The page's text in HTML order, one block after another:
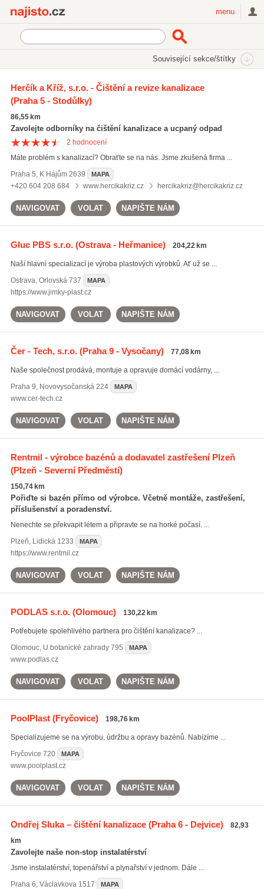
menu
Související sekce/štítky
jímky(106)
žumpy(59)
plastové septiky
Herčík a Kříž, s.r.o. - Čištění a revize kanalizace
(Praha 5 - Stodůlky)
86,55 km
Zavolejte odborníky na čištění kanalizace a ucpaný odpad
2 hodnocení
Máte problém s kanalizací? Obraťte se na nás. Jsme zkušená firma ...
Praha 5, K Hájům 2639 MAPA
+420 604 208 684 www.hercikakriz.cz hercikakriz@hercikakriz.cz
NAVIGOVAT VOLAT NAPIŠTE NÁM
Gluc PBS s.r.o.(Ostrava - Heřmanice) 204,22 km
Naší hlavní specializací je výroba plastových výrobků. Ať už se ...
Ostrava, Orlovská 737 MAPA
https://www.jimky-plast.cz
NAVIGOVAT VOLAT NAPIŠTE NÁM
Čer - Tech, s.r.o.(Praha 9 - Vysočany) 77,08 km
Naše společnost prodává, montuje a opravuje domácí vodárny, ...
Praha 9, Novovysočanská 224 MAPA
www.cer-tech.cz
NAVIGOVAT VOLAT NAPIŠTE NÁM
Rentmil - výrobce bazénů a dodavatel zastřešení Plzeň
(Plzeň - Severní Předměstí)
150,74 km
Pořiďte si bazén přímo od výrobce. Včetně montáže, zastřešení,
příslušenství a poradenství.
Nenechte se překvapit létem a připravte se na horké počasí. ...
Plzeň, Lidická 1233 MAPA
https://www.rentmil.cz
NAVIGOVAT VOLAT NAPIŠTE NÁM
PODLAS s.r.o.(Olomouc) 130,22 km
Potřebujete spolehlivého partnera pro čištění kanalizace? ...
Olomouc, U botanické zahrady 795 MAPA
www.podlas.cz
NAVIGOVAT VOLAT NAPIŠTE NÁM
PoolPlast(Fryčovice) 198,76 km
Specializujeme se na výrobu, údržbu a opravy bazénů. Nabízíme ...
Fryčovice 720 MAPA
www.poolplast.cz
NAVIGOVAT VOLAT NAPIŠTE NÁM
Ondřej Sluka – čištění kanalizace(Praha 6 - Dejvice)
82,93
km
Zavolejte naše non-stop instalatérství
Jsme instalatérství, topenářství a plynařství v jednom. Dále ...
Praha 6, Václavkova 1517 MAPA